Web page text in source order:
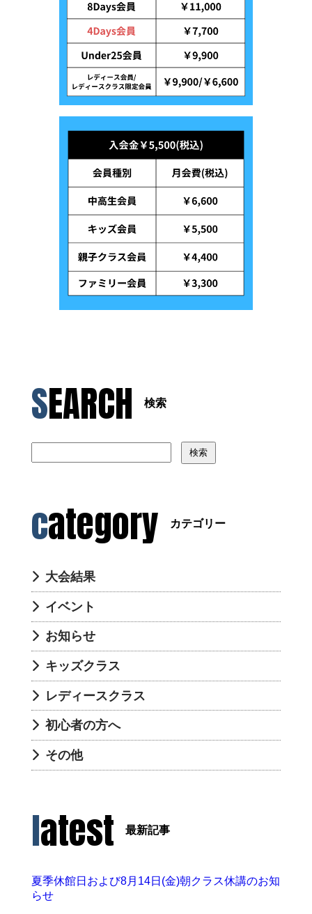
SEARCH 検索
検索
category カテゴリー
大会結果
イベント
お知らせ
キッズクラス
レディースクラス
初心者の方へ
その他
latest 最新記事
夏季休館日および8月14日(金)朝クラス休講のお知
らせ